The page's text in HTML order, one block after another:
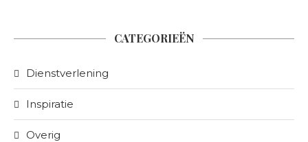
CATEGORIEËN
Dienstverlening
Inspiratie
Overig